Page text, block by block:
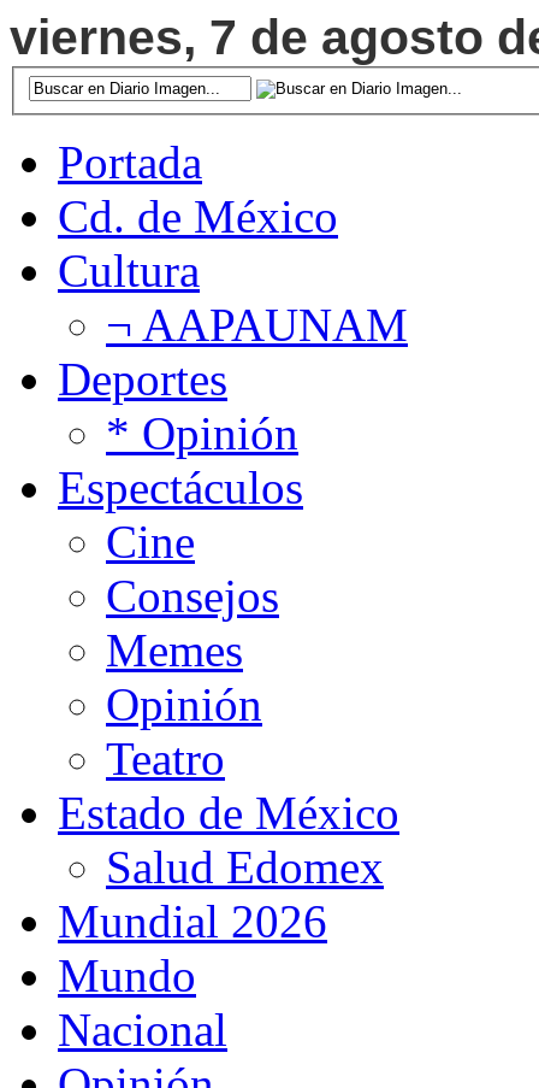
viernes, 7 de agosto
Portada
Cd. de México
Cultura
¬ AAPAUNAM
Deportes
* Opinión
Espectáculos
Cine
Consejos
Memes
Opinión
Teatro
Estado de México
Salud Edomex
Mundial 2026
Mundo
Nacional